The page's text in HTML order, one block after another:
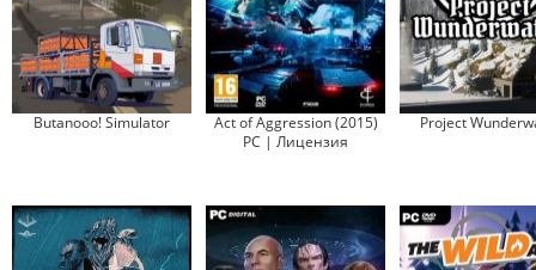
Butanooo! Simulator
Act of Aggression (2015)
PC | Лицензия
Project